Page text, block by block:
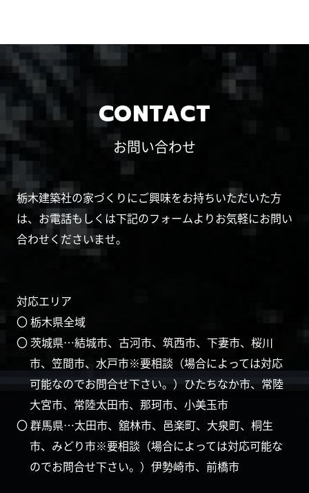
CONTACT
お問い合わせ
栃木建築社の家づくりにご興味をお持ちいただいた方
は、お電話もしくは下記のフォームよりお気軽にお問い
合わせくださいませ。
対応エリア
〇 栃木県全域
〇 茨城県…結城市、古河市、筑西市、下妻市、桜川
市、笠間市、水戸市※要相談（場合によっては対応
可能なのでお問合せ下さい。）ひたちなか市、常陸
大宮市、常陸太田市、那珂市、小美玉市
〇 群馬県…太田市、舘林市、邑楽町、大泉町、桐生
市、みどり市※要相談（場合によっては対応可能な
のでお問合せ下さい。）伊勢崎市、前橋市